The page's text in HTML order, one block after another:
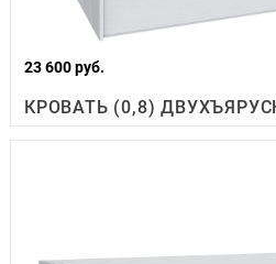
23 600 руб.
КРОВАТЬ (0,8)